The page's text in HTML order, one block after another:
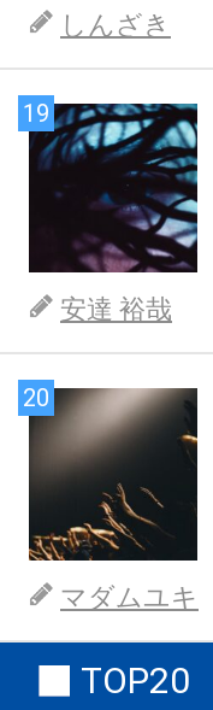
しんざき
19
安達 裕哉
20
マダムユキ
TOP20